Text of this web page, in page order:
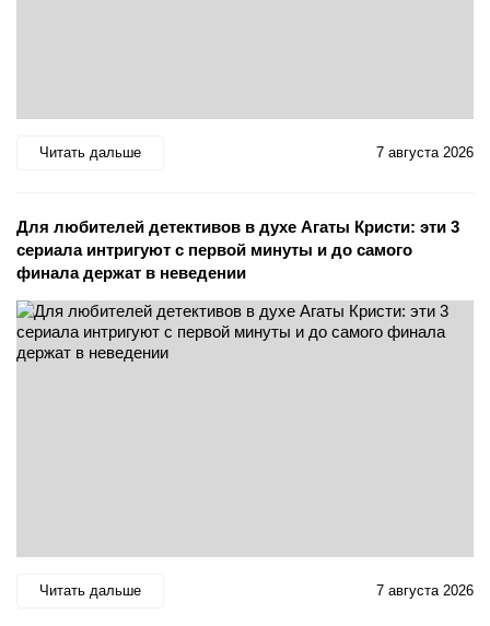
Читать дальше 7 августа 2026
Для любителей детективов в духе Агаты Кристи: эти 3
сериала интригуют с первой минуты и до самого
финала держат в неведении
Читать дальше 7 августа 2026